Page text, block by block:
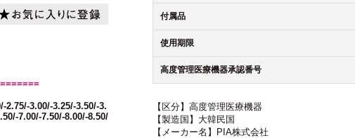
2.75/-3.00/-3.25/-3.50/-3.
7.00/-7.50/-8.00/-8.50/
付属品
使用期限
高度管理医療機器承認番号
【区分】高度管理医療機器
【製造国】大韓民国
【メーカー名】PIA株式会社